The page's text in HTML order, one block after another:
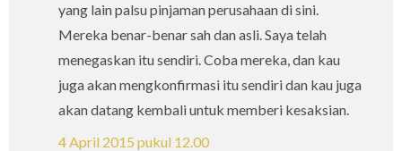
yang lain palsu pinjaman perusahaan di sini.
Mereka benar-benar sah dan asli. Saya telah
menegaskan itu sendiri. Coba mereka, dan kau
juga akan mengkonfirmasi itu sendiri dan kau juga
akan datang kembali untuk memberi kesaksian.
4 April 2015 pukul 12.00